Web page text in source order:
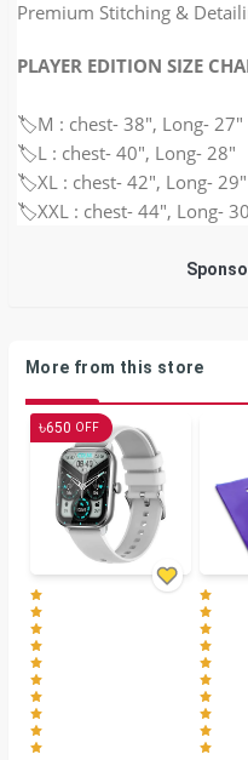
Premium Stitching &
PLAYER EDITION SIZE
🏷️M : chest- 38″, Long- 27"
🏷️L : chest- 40″, Long- 28″
🏷️XL : chest- 42″, Long- 29″
🏷️XXL : chest- 44″, Long-
More from this store
৳650 OFF